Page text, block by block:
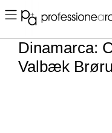
Home ▪ news ▪ es ▪
Dinamarca:
Valbæk